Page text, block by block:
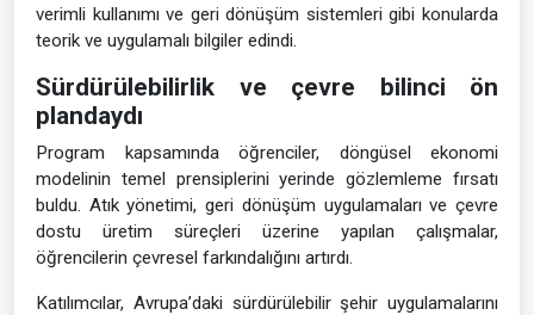
verimli kullanımı ve geri dönüşüm sistemleri gibi konularda
teorik ve uygulamalı bilgiler edindi.
Sürdürülebilirlik ve çevre bilinci ön
plandaydı
Program kapsamında öğrenciler, döngüsel ekonomi
modelinin temel prensiplerini yerinde gözlemleme fırsatı
buldu. Atık yönetimi, geri dönüşüm uygulamaları ve çevre
dostu üretim süreçleri üzerine yapılan çalışmalar,
öğrencilerin çevresel farkındalığını artırdı.
Katılımcılar, Avrupa’daki sürdürülebilir şehir uygulamalarını